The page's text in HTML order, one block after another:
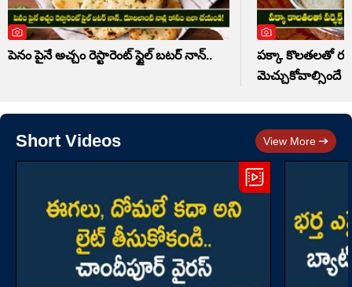
పెనం పైనే అచ్చం రెస్టారెంట్ స్టైల్ బటర్ నాన్..
పక్కా కొలతలతో రవ్వ
మెచ్చుకోవాల్సిందే
Short Videos View More